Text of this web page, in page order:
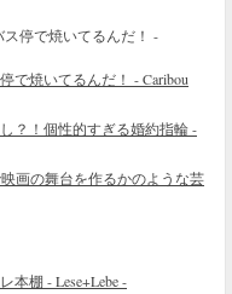
で焼いてるんだ！ - Caribou
？！個性的すぎる婚約指輪 -
画の舞台を作るかのような芸
本棚 - Lese+Lebe -